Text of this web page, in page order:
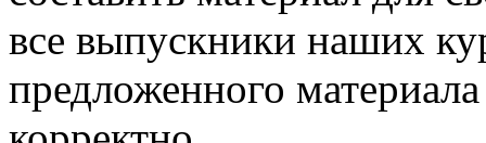
все выпускники наших
предложенного